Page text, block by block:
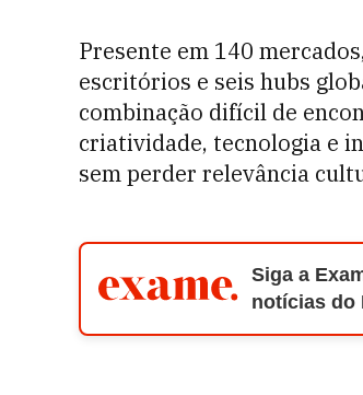
Presente em 140
escritórios e seis hubs
combinação difícil de
criatividade, tecnologia e
sem perder relevância
Siga a
notícias do